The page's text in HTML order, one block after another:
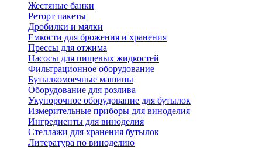
Жестяные банки
Реторт пакеты
Дробилки и мялки
Емкости для брожения и хранения
Прессы для отжима
Насосы для пищевых жидкостей
Фильтрационное оборудование
Бутылкомоечные машины
Оборудование для розлива
Укупорочное оборудование для бутылок
Измерительные приборы для виноделия
Ингредиенты для виноделия
Стеллажи для хранения бутылок
Литература по виноделию